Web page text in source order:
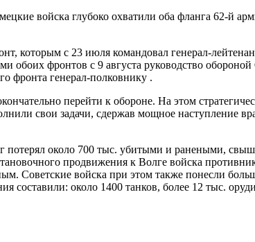
войска глубоко охватили оба фланга 62-й
с 23 июля командовал генерал-
фронтов с 9 августа руководство
фронта генерал-полковнику .
перейти к обороне. На этом
свои задачи, сдержав мощное наступление
потерял около 700 тыс. убитыми и ранеными,
продвижения к Волге войска
Советские войска при этом также понесли
составили: около 1400 танков, более 12 тыс.